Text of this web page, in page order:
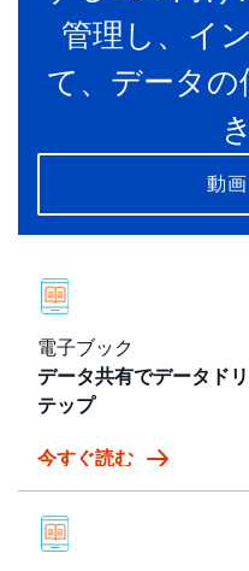
管理し、イ
て、データの
動
電子ブック
データ共有でデータド
テップ
今すぐ読む